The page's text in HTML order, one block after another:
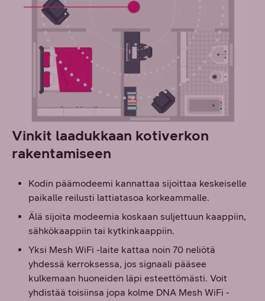
Vinkit laadukkaan kotiverkon
rakentamiseen
Kodin päämodeemi kannattaa sijoittaa keskeiselle
paikalle reilusti lattiatasoa korkeammalle.
Älä sijoita modeemia koskaan suljettuun kaappiin,
sähkökaappiin tai kytkinkaappiin.
Yksi Mesh WiFi -laite kattaa noin 70 neliötä
yhdessä kerroksessa, jos signaali pääsee
kulkemaan huoneiden läpi esteettömästi. Voit
yhdistää toisiinsa jopa kolme DNA Mesh WiFi -